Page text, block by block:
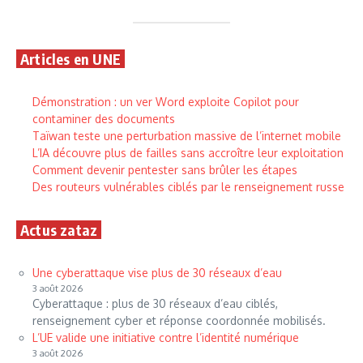
Articles en UNE
Démonstration : un ver Word exploite Copilot pour
contaminer des documents
Taïwan teste une perturbation massive de l’internet mobile
L’IA découvre plus de failles sans accroître leur exploitation
Comment devenir pentester sans brûler les étapes
Des routeurs vulnérables ciblés par le renseignement russe
Actus zataz
Une cyberattaque vise plus de 30 réseaux d’eau
3 août 2026
Cyberattaque : plus de 30 réseaux d’eau ciblés,
renseignement cyber et réponse coordonnée mobilisés.
L’UE valide une initiative contre l’identité numérique
3 août 2026